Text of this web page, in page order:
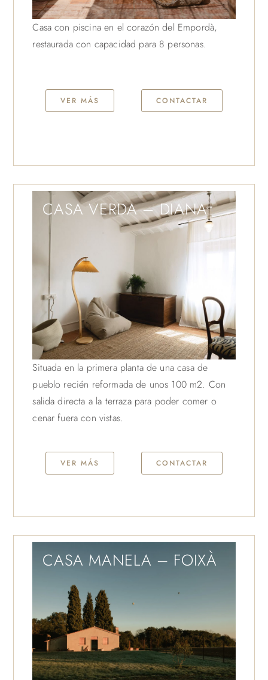
Casa con piscina en el corazón del Empordà,
restaurada con capacidad para 8 personas.
VER MÁS CONTACTAR
CASA VERDA – DIANA
Situada en la primera planta de una casa de
pueblo recién reformada de unos 100 m2. Con
salida directa a la terraza para poder comer o
cenar fuera con vistas.
VER MÁS CONTACTAR
CASA MANELA – FOIXÀ